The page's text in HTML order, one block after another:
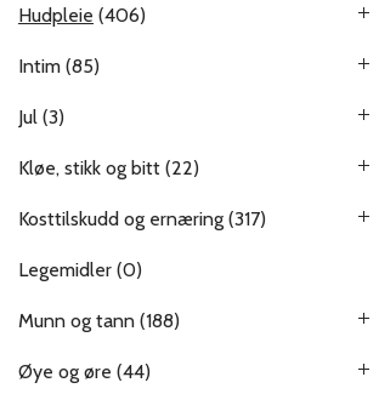
Hudpleie (406)
Intim (85)
Jul (3)
Kløe, stikk og bitt (22)
Kosttilskudd og ernæring (317)
Legemidler (0)
Munn og tann (188)
Øye og øre (44)